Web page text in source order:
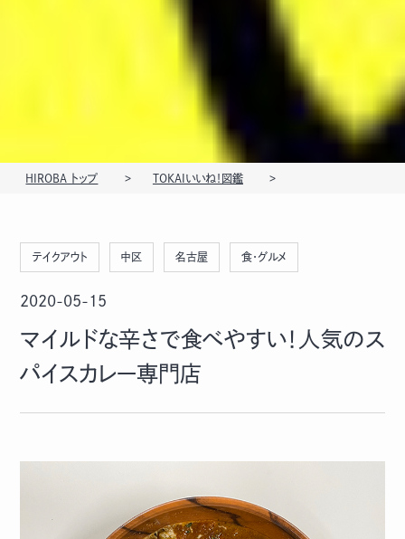
HIROBA トップ TOKAIいいね！図鑑
テイクアウト 中区 名古屋 食・グルメ
2020-05-15
マイルドな辛さで食べやすい！人気のス
パイスカレー専門店